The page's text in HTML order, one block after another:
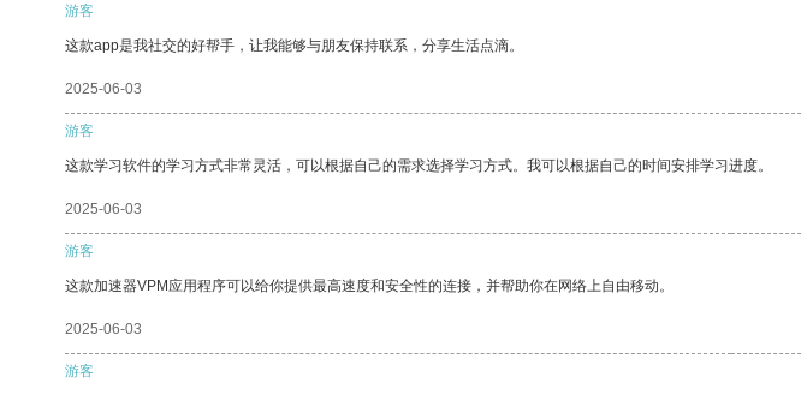
游客
这款app是我社交的好帮手，让我能够与朋友保持联系，分享生活点滴。
2025-06-03
游客
这款学习软件的学习方式非常灵活，可以根据自己的需求选择学习方式。我可以根据自己的时间安排学习进度。
2025-06-03
游客
这款加速器VPM应用程序可以给你提供最高速度和安全性的连接，并帮助你在网络上自由移动。
2025-06-03
游客